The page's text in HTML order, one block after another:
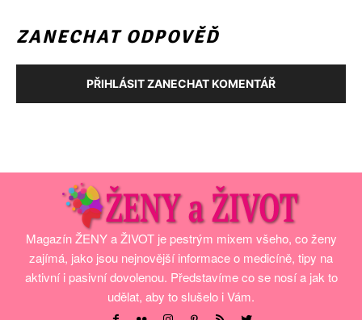
ZANECHAT ODPOVĚĎ
PŘIHLÁSIT ZANECHAT KOMENTÁŘ
Magazín ŽENY a ŽIVOT je pestrým mixem všeho, co ženy
zajímá, jako jsou nejnovější informace o medicíně, tipy na
aktivní i pasivní dovolenou. Představíme co se nosí a jak to
udělat, aby to slušelo i Vám.